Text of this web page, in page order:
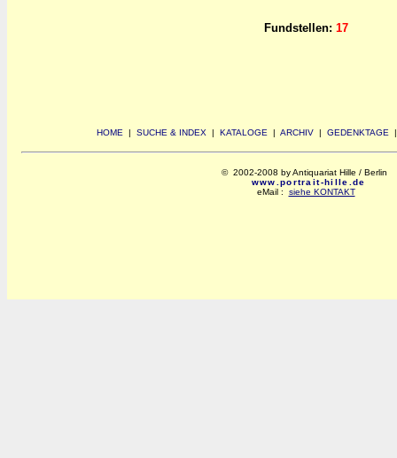
Fundstellen: 17
HOME | SUCHE & INDEX | KATALOGE | ARCHIV | GEDENKTAGE
© 2002-2008 by Antiquariat Hille / Berlin
www.portrait-hille.de
eMail : siehe KONTAKT